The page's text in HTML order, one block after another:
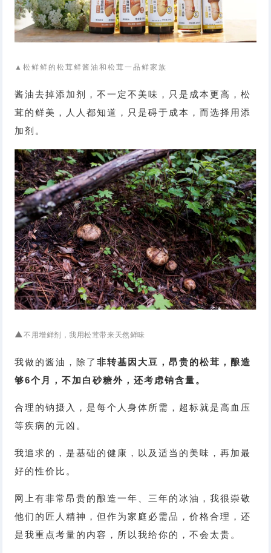
▲松鲜鲜的松茸鲜酱油和松茸一品鲜家族
酱油去掉添加剂，不一定不美味，只是成本更高，松
茸的鲜美，人人都知道，只是碍于成本，而选择用添
加剂。
▲不用增鲜剂，我用松茸带来天然鲜味
我做的酱油，除了非转基因大豆，昂贵的松茸，酿造
够6个月，不加白砂糖外，还考虑钠含量。
合理的钠摄入，是每个人身体所需，超标就是高血压
等疾病的元凶。
我追求的，是基础的健康，以及适当的美味，再加最
好的性价比。
网上有非常昂贵的酿造一年、三年的冰油，我很崇敬
他们的匠人精神，但作为家庭必需品，价格合理，还
是我重点考量的内容，所以我给你的，不会太贵。